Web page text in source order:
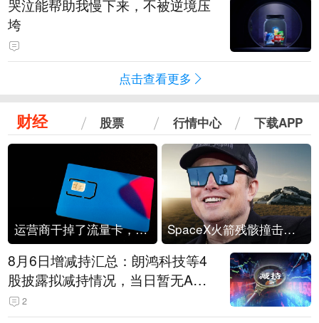
哭泣能帮助我慢下来，不被逆境压
垮
点击查看更多
财经 股票 行情中心 下载APP
运营商干掉了流量卡，他们真的玩不起了 SpaceX火箭残骸撞击月球
8月6日增减持汇总：朗鸿科技等4
股披露拟减持情况，当日暂无A股
公司披露拟增持情况（表）
2